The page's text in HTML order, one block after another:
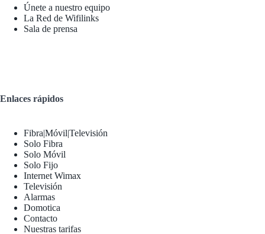
Únete a nuestro equipo
La Red de Wifilinks
Sala de prensa
Enlaces rápidos
Fibra|Móvil|Televisión
Solo Fibra
Solo Móvil
Solo Fijo
Internet Wimax
Televisión
Alarmas
Domotica
Contacto
Nuestras tarifas